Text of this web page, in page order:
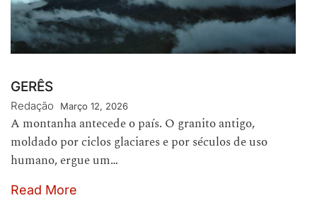
GERÊS
Redação Março 12, 2026
A montanha antecede o país. O granito antigo,
moldado por ciclos glaciares e por séculos de uso
humano, ergue um…
Read More